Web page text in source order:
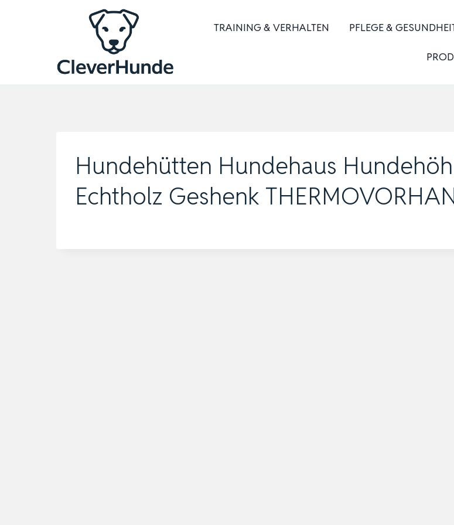
TRAINING & VERHALTEN PFLEGE &
Hundehütten Hundehaus
Echtholz Geshenk